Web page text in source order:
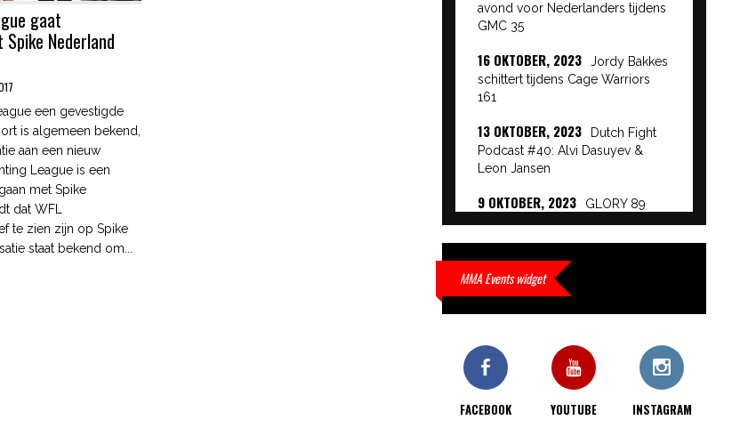
gaat
Nederland
een gevestigde
is algemeen bekend,
aan een nieuw
League is een
met Spike
dat WFL
te zien zijn op Spike
staat bekend om...
avond voor Nederlanders tijdens
GMC 35
16 OKTOBER, 2023
Jordy Bakkes
schittert tijdens Cage Warriors
161
13 OKTOBER, 2023
Dutch Fight
Podcast #40: Alvi Dasuyev &
Leon Jansen
9 OKTOBER, 2023
GLORY 89
Beatdown 9 Event Results
interviews hier
9 OKTOBER, 2023
Alvi Dasuyev
gemaakt is…
MMA Events widget
FACEBOOK YOUTUBE INSTAGRAM